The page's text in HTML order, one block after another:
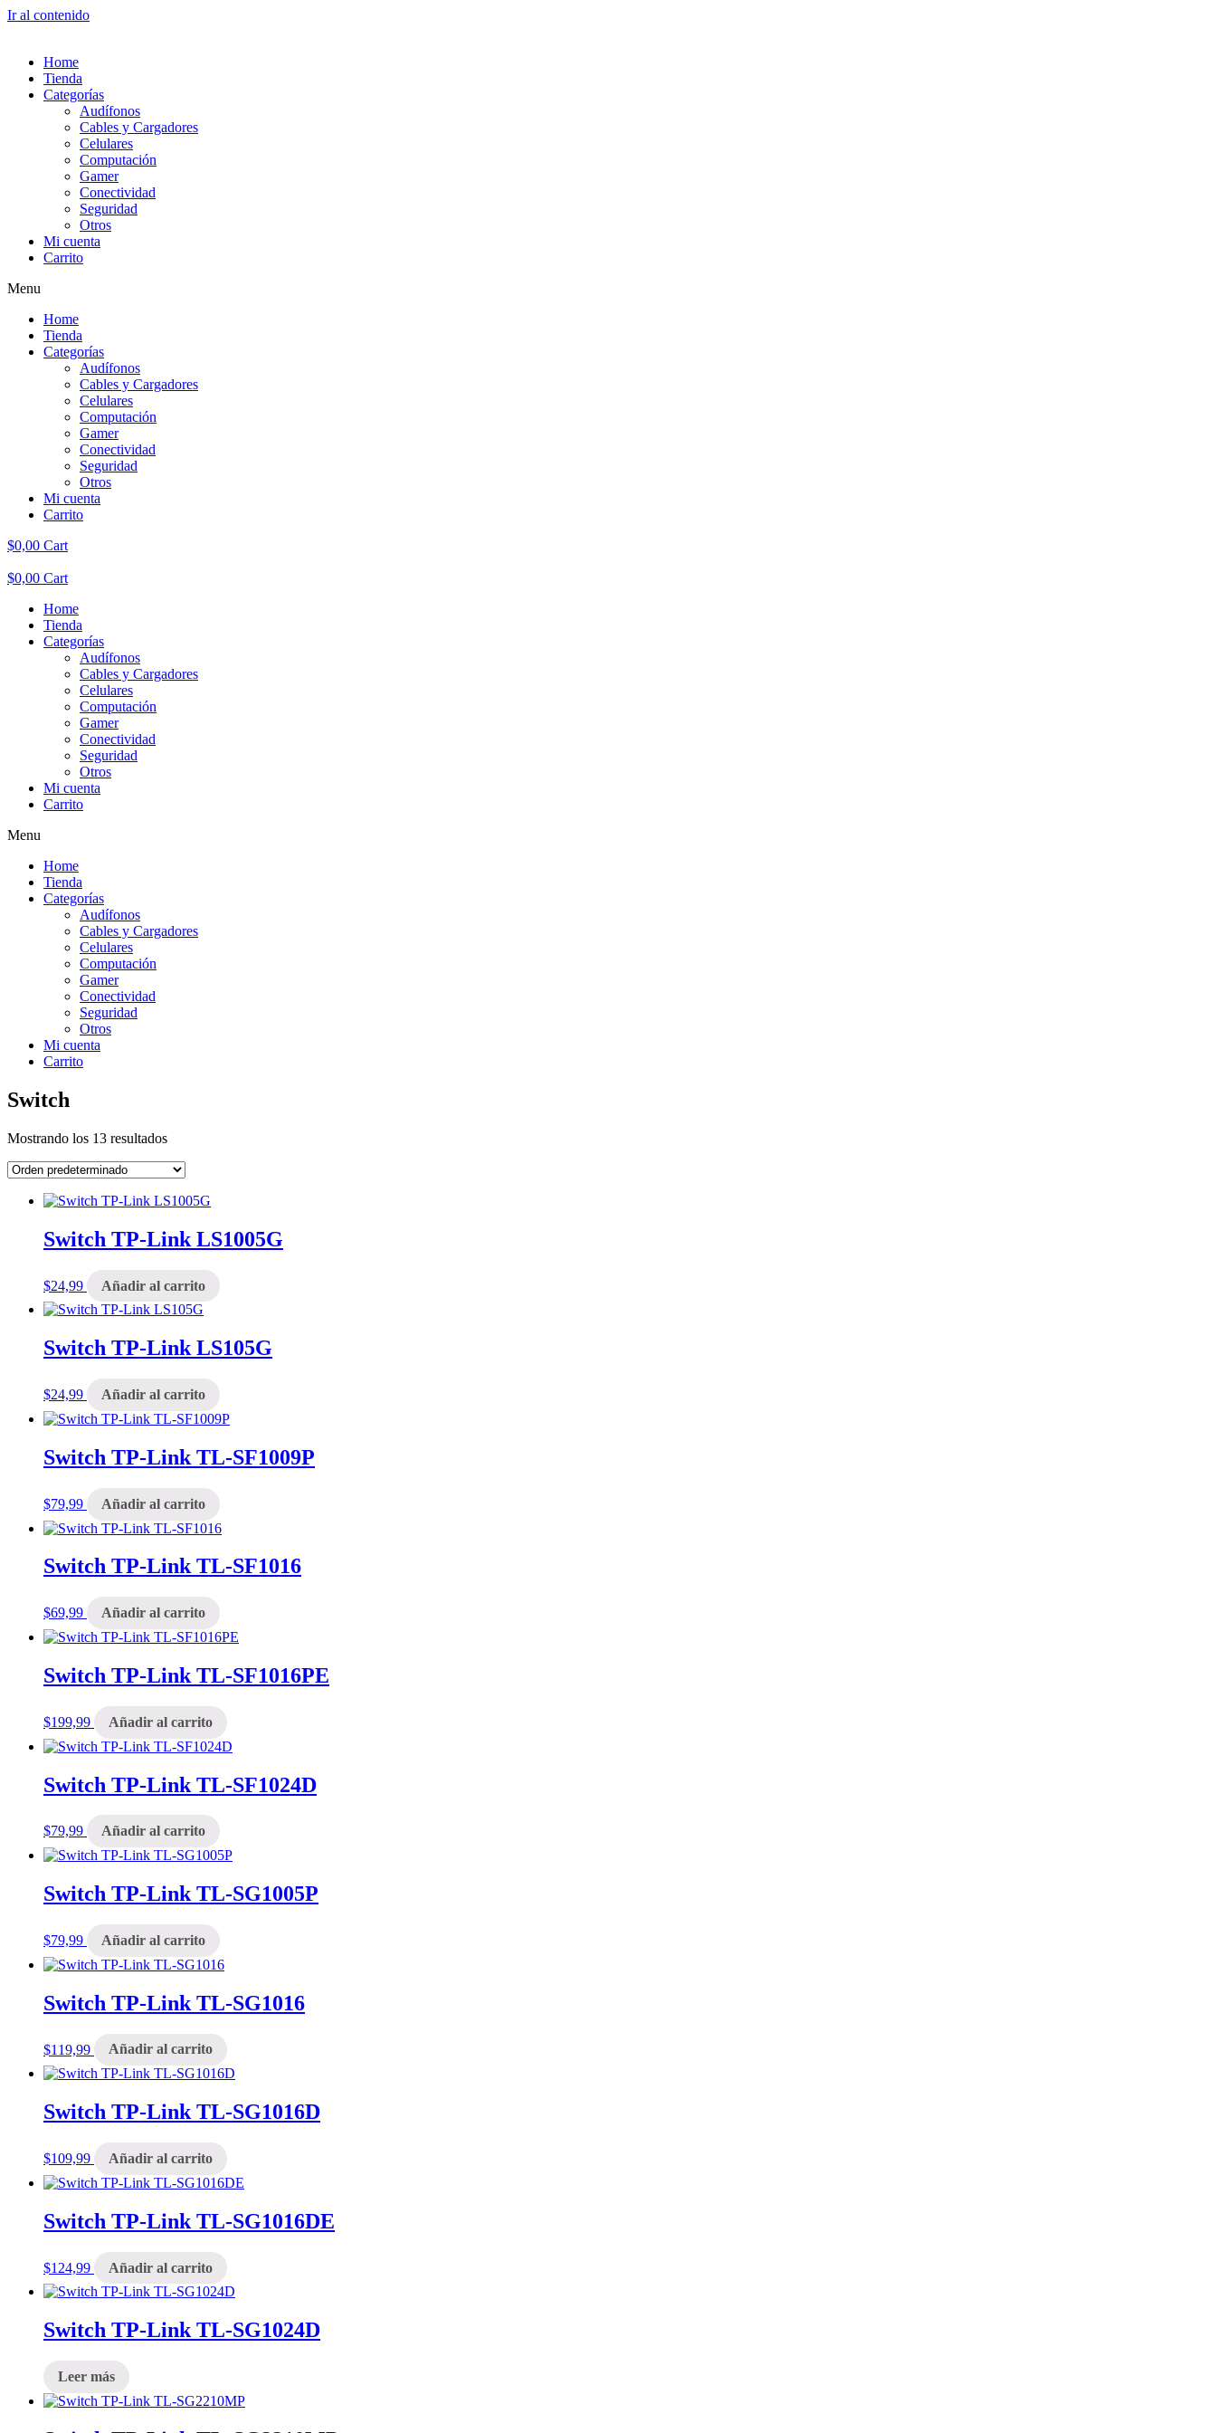
Ir al contenido
Home
Tienda
Categorías
Audífonos
Cables y Cargadores
Celulares
Computación
Gamer
Conectividad
Seguridad
Otros
Mi cuenta
Carrito
Menu
Home
Tienda
Categorías
Audífonos
Cables y Cargadores
Celulares
Computación
Gamer
Conectividad
Seguridad
Otros
Mi cuenta
Carrito
$0,00 Cart
$0,00 Cart
Home
Tienda
Categorías
Audífonos
Cables y Cargadores
Celulares
Computación
Gamer
Conectividad
Seguridad
Otros
Mi cuenta
Carrito
Menu
Home
Tienda
Categorías
Audífonos
Cables y Cargadores
Celulares
Computación
Gamer
Conectividad
Seguridad
Otros
Mi cuenta
Carrito
Switch
Mostrando los 13 resultados
Switch TP-Link LS1005G
$24,99 Añadir al carrito
Switch TP-Link LS105G
$24,99 Añadir al carrito
Switch TP-Link TL-SF1009P
$79,99 Añadir al carrito
Switch TP-Link TL-SF1016
$69,99 Añadir al carrito
Switch TP-Link TL-SF1016PE
$199,99 Añadir al carrito
Switch TP-Link TL-SF1024D
$79,99 Añadir al carrito
Switch TP-Link TL-SG1005P
$79,99 Añadir al carrito
Switch TP-Link TL-SG1016
$119,99 Añadir al carrito
Switch TP-Link TL-SG1016D
$109,99 Añadir al carrito
Switch TP-Link TL-SG1016DE
$124,99 Añadir al carrito
Switch TP-Link TL-SG1024D
Leer más